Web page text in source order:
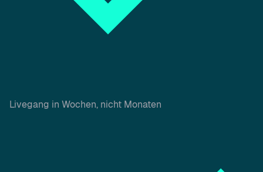
Livegang in Wochen, nicht Monaten